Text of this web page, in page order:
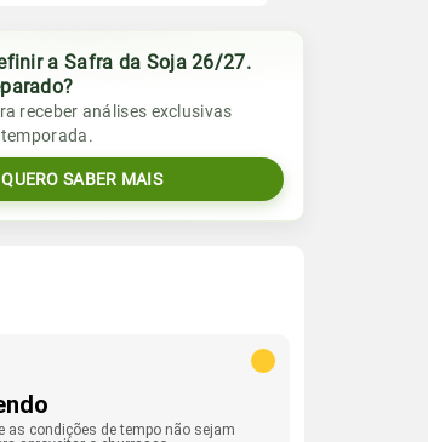
a Safra da Soja 26/27.
receber análises exclusivas
QUERO SABER MAIS
as condições de tempo não sejam